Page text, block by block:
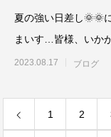
夏の強い日差し🌞🌞
まいす…皆様、いか
うに過ごされましたか
2023.08.17 ブログ
1 2